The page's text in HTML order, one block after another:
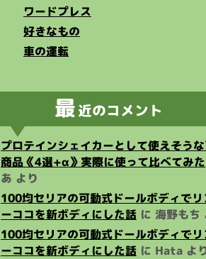
ワードプレス
好きなもの
車の運転
最近のコメント
プロテインシェイカーとして使えそう
商品《4選+α》実際に使って比べてみた
あ より
100均セリアの可動式ドールボディでリ
ーココを新ボディにした話 に 海野もち
100均セリアの可動式ドールボディでリ
ーココを新ボディにした話 に Hata よ